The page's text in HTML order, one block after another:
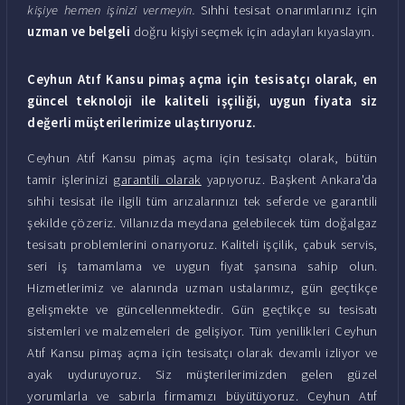
kişiye hemen işinizi vermeyin.Sıhhi tesisat onarımlarınız için
uzman ve belgeli doğru kişiyi seçmek için adayları kıyaslayın.
Ceyhun Atıf Kansu pimaş açma için tesisatçı olarak, en
güncel teknoloji ile kaliteli işçiliği, uygun fiyata siz
değerli müşterilerimize ulaştırıyoruz.
Ceyhun Atıf Kansu pimaş açma için tesisatçı olarak, bütün
tamir işlerinizi garantili olarak yapıyoruz. Başkent Ankara'da
sıhhi tesisat ile ilgili tüm arızalarınızı tek seferde ve garantili
şekilde çözeriz. Villanızda meydana gelebilecek tüm doğalgaz
tesisatı problemlerini onarıyoruz. Kaliteli işçilik, çabuk servis,
seri iş tamamlama ve uygun fiyat şansına sahip olun.
Hizmetlerimiz ve alanında uzman ustalarımız, gün geçtikçe
gelişmekte ve güncellenmektedir. Gün geçtikçe su tesisatı
sistemleri ve malzemeleri de gelişiyor. Tüm yenilikleri Ceyhun
Atıf Kansu pimaş açma için tesisatçı olarak devamlı izliyor ve
ayak uyduruyoruz. Siz müşterilerimizden gelen güzel
yorumlarla ve sabırla firmamızı büyütüyoruz. Ceyhun Atıf